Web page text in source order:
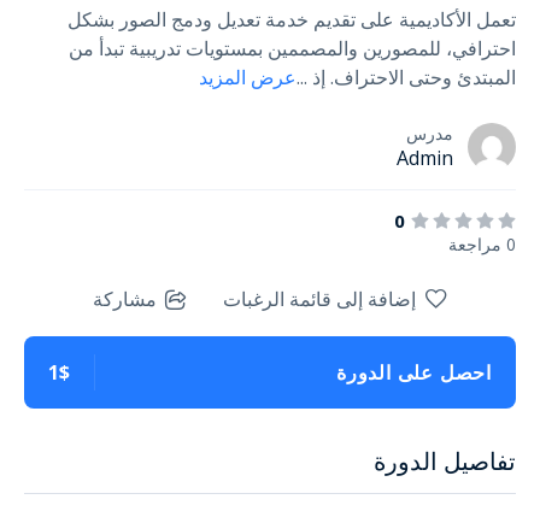
تعمل الأكاديمية على تقديم خدمة تعديل ودمج الصور بشكل
احترافي، للمصورين والمصممين بمستويات تدريبية تبدأ من
المبتدئ وحتى الاحتراف. إذ ...عرض المزيد
مدرس
Admin
0
0 مراجعة
إضافة إلى قائمة الرغبات مشاركة
احصل على الدورة 1$
تفاصيل الدورة